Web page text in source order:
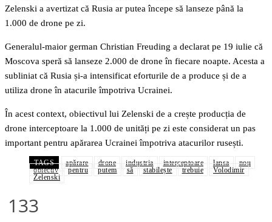
Zelenski a avertizat că Rusia ar putea începe să lanseze până la
1.000 de drone pe zi.
Generalul-maior german Christian Freuding a declarat pe 19 iulie că
Moscova speră să lanseze 2.000 de drone în fiecare noapte. Acesta a
subliniat că Rusia și-a intensificat eforturile de a produce și de a
utiliza drone în atacurile împotriva Ucrainei.
În acest context, obiectivul lui Zelenski de a crește producția de
drone interceptoare la 1.000 de unități pe zi este considerat un pas
important pentru apărarea Ucrainei împotriva atacurilor rusești.
TAGS apărare drone industria interceptoare lansa
nou
obiectiv
pentru putem să stabilește trebuie
Volodimir
Zelenski
133